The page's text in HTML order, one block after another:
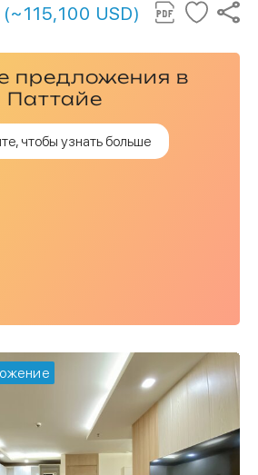
(~115,100 USD)
предложения в
Паттайе
чтобы узнать больше